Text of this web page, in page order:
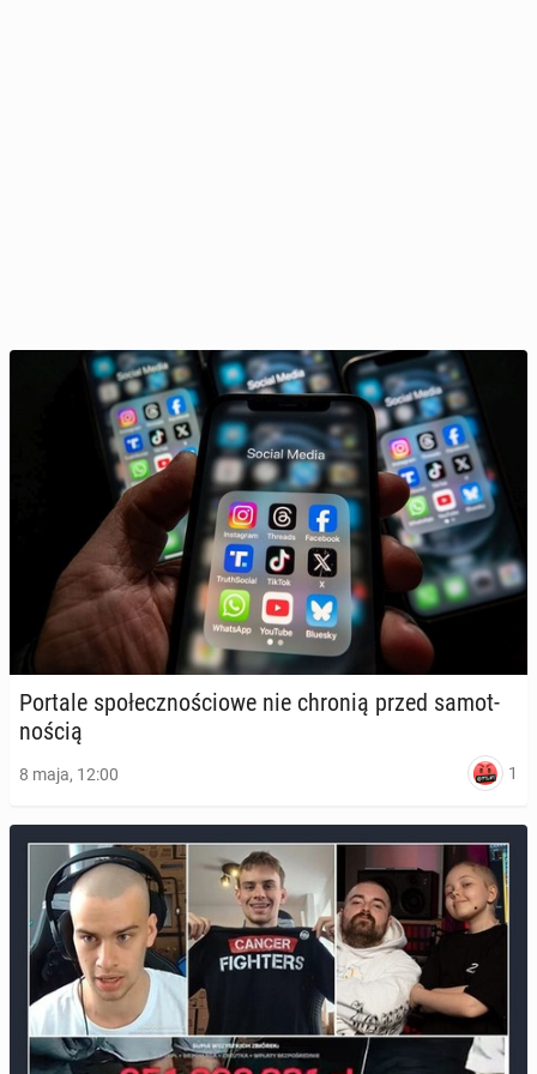
Portale spo­łecz­no­ścio­we nie chronią przed sa­mot­
no­ścią
8 maja, 12:00 1